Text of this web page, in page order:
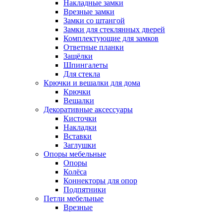
Накладные замки
Врезные замки
Замки со штангой
Замки для стеклянных дверей
Комплектующие для замков
Ответные планки
Защёлки
Шпингалеты
Для стекла
Крючки и вешалки для дома
Крючки
Вешалки
Декоративные аксессуары
Кисточки
Накладки
Вставки
Заглушки
Опоры мебельные
Опоры
Колёса
Коннекторы для опор
Подпятники
Петли мебельные
Врезные